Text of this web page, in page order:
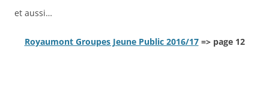
et aussi…
Royaumont Groupes Jeune Public 2016/17=> page 12